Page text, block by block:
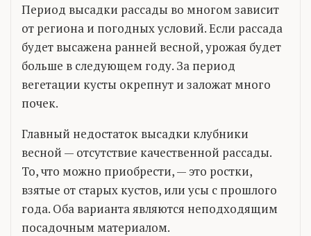
Период высадки рассады во многом зависит
от региона и погодных условий. Если рассада
будет высажена ранней весной, урожая будет
больше в следующем году. За период
вегетации кусты окрепнут и заложат много
почек.
Главный недостаток высадки клубники
весной — отсутствие качественной рассады.
То, что можно приобрести, — это ростки,
взятые от старых кустов, или усы с прошлого
года. Оба варианта являются неподходящим
посадочным материалом.